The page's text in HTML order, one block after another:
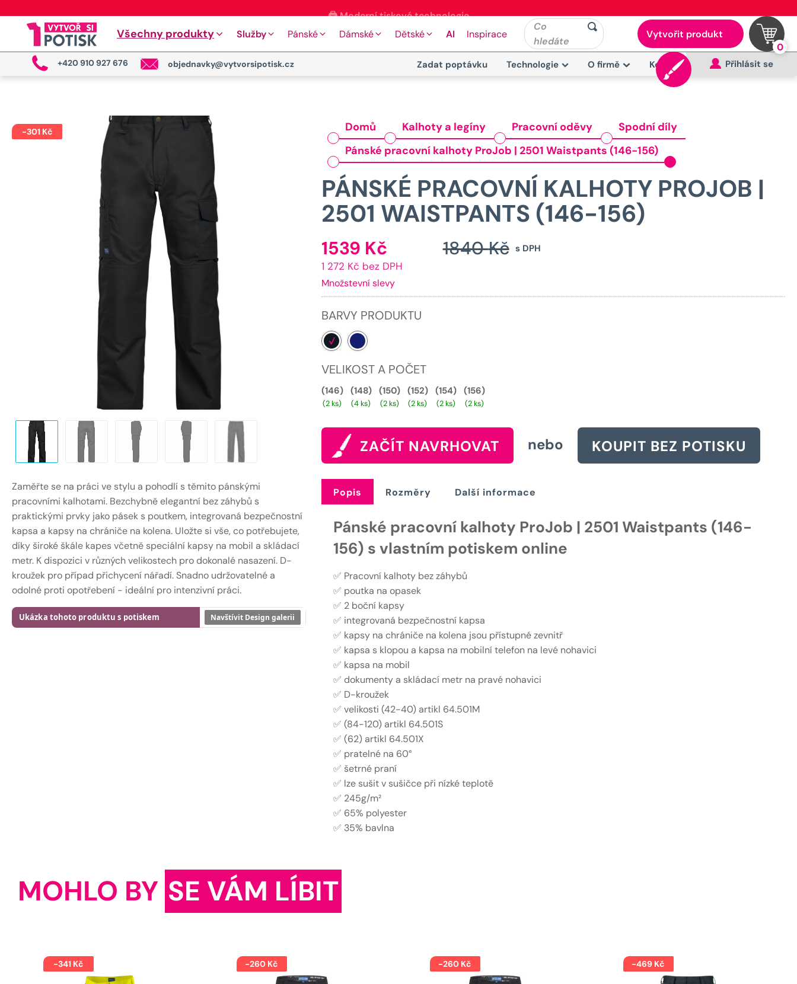
⭐ 4.9 na Google za posledních 30 dní
Všechny produkty Služby Pánské Dámské Dětské AI Inspirace
Co
hledáte
Vytvořit produkt
0
+420 910 927 676 objednavky@vytvorsipotisk.cz Zadat poptávku Technologie O firmě Kontakt Přihlásit se
-301 Kč
Zaměřte se na práci ve stylu a pohodlí s těmito pánskými
pracovními kalhotami. Bezchybně elegantní bez záhybů s
praktickými prvky jako pásek s poutkem, integrovaná bezpečnostní
kapsa a kapsy na chrániče na kolena. Uložte si vše, co potřebujete,
díky široké škále kapes včetně speciální kapsy na mobil a skládací
metr. K dispozici v různých velikostech pro dokonalé nasazení. D-
kroužek pro případ přichycení nářadí. Snadno udržovatelné a
odolné proti opotřebení - ideální pro intenzivní práci.
Ukázka tohoto produktu s potiskem Navštívit Design galerii
Domů Kalhoty a legíny Pracovní oděvy
Spodní díly
Pánské pracovní kalhoty ProJob | 2501 Waistpants (146-156)
PÁNSKÉ PRACOVNÍ KALHOTY PROJOB |
2501 WAISTPANTS (146-156)
s DPH
1840Kč
Původní
1840 Kč.
1539 KčAktuální
cena
je:
1 272 Kč bez DPH
Množstevní slevy
BARVY PRODUKTU
VELIKOST A POČET
(146)
(2 ks)
(148)
(4 ks)
(150)
(2 ks)
(152)
(2 ks)
(154)
(2 ks)
(156)
(2 ks)
ZAČÍT NAVRHOVAT nebo KOUPIT BEZ POTISKU
Popis Rozměry Další informace
Pánské pracovní kalhoty ProJob | 2501 Waistpants (146-
156) s vlastním potiskem online
✅ Pracovní kalhoty bez záhybů
✅ poutka na opasek
✅ 2 boční kapsy
✅ integrovaná bezpečnostní kapsa
✅ kapsy na chrániče na kolena jsou přístupné zevnitř
✅ kapsa s klopou a kapsa na mobilní telefon na levé nohavici
✅ kapsa na mobil
✅ dokumenty a skládací metr na pravé nohavici
✅ D-kroužek
✅ velikosti (42-40) artikl 64.501M
✅ (84-120) artikl 64.501S
✅ (62) artikl 64.501X
✅ pratelné na 60°
✅ šetrné praní
✅ lze sušit v sušičce při nízké teplotě
✅ 245g/m²
✅ 65% polyester
✅ 35% bavlna
MOHLO BY SE VÁM LÍBIT
-341 Kč -260 Kč -260 Kč -469 Kč